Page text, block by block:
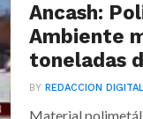
Ancash:
Ambiente
toneladas
BYREDACCION
Material